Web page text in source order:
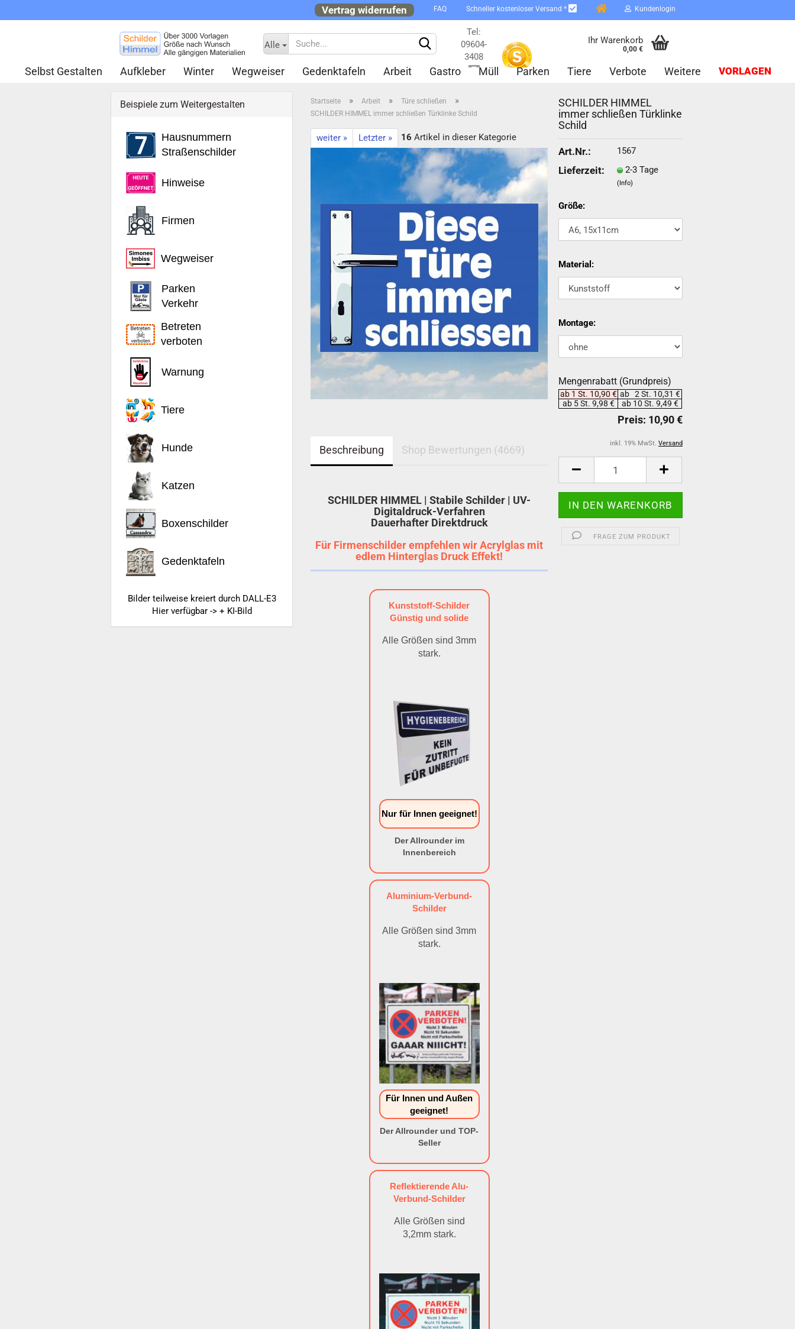
Vertrag widerrufen FAQ Schneller kostenloser Versand * Kundenlogin
Konto erstellen
Passwort vergessen?
Schnelle Anmeldung mit
Alle
Tel:
09604-
3408
Ihr Warenkorb
0,00 €
Selbst Gestalten Aufkleber Winter Wegweiser Gedenktafeln Arbeit Gastro Müll Parken Tiere Verbote VORLAGEN
Weitere
Startseite » Arbeit » Türe schließen »
SCHILDER HIMMEL immer schließen Türklinke Schild
weiter » Letzter » 16 Artikel in dieser Kategorie
SCHILDER HIMMEL
immer schließen Türklinke
Schild
Art.Nr.: 1567
Lieferzeit: 2-3 Tage
(Info)
Größe:
Material:
Montage:
Mengenrabatt (Grundpreis)
ab 1 St. 10,90 € ab 2 St. 10,31 €
ab 5 St. 9,98 €
ab 10 St. 9,49 €
inkl. 19% MwSt. Versand
FRAGE ZUM PRODUKT
Beschreibung Shop Bewertungen (4669)
SCHILDER HIMMEL | Stabile Schilder | UV-
Digitaldruck-Verfahren
Dauerhafter Direktdruck
Für Firmenschilder empfehlen wir Acrylglas mit
edlem Hinterglas Druck Effekt!
Kunststoff-Schilder
Günstig und solide
Alle Größen sind 3mm
stark.
Nur für Innen geeignet!
Der Allrounder im
Innenbereich
Aluminium-Verbund-
Schilder
Alle Größen sind 3mm
stark.
Für Innen und Außen
geeignet!
Der Allrounder und TOP-
Seller
Reflektierende Alu-
Verbund-Schilder
Alle Größen sind
3,2mm stark.
Beispiele zum Weitergestalten
Hausnummern
Straßenschilder
Hinweise
Firmen
Wegweiser
Parken
Verkehr
Betreten
verboten
Warnung
Tiere
Hunde
Katzen
Boxenschilder
Gedenktafeln
Bilder teilweise kreiert durch DALL-E3
Hier verfügbar -> + KI-Bild